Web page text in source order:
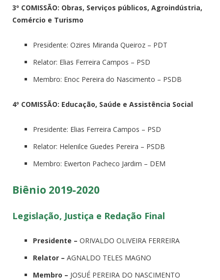
3º COMISSÃO: Obras, Serviços públicos, Agroindústria,
Comércio e Turismo
Presidente: Ozires Miranda Queiroz – PDT
Relator: Elias Ferreira Campos – PSD
Membro: Enoc Pereira do Nascimento – PSDB
4º COMISSÃO: Educação, Saúde e Assistência Social
Presidente: Elias Ferreira Campos – PSD
Relator: Helenilce Guedes Pereira – PSDB
Membro: Ewerton Pacheco Jardim – DEM
Biênio 2019-2020
Legislação, Justiça e Redação Final
Presidente – ORIVALDO OLIVEIRA FERREIRA
Relator – AGNALDO TELES MAGNO
Membro – JOSUÉ PEREIRA DO NASCIMENTO